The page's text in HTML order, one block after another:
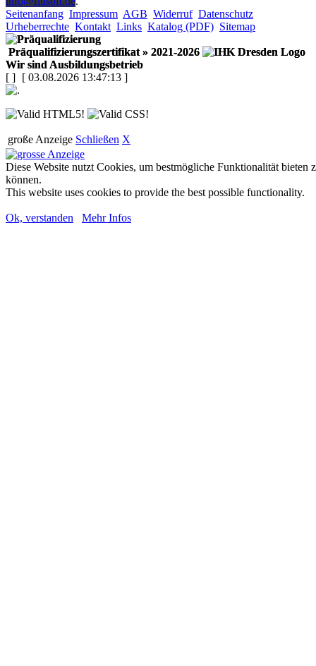
Seitenanfang Impressum AGB Widerruf Datenschutz
Urheberrechte Kontakt Links Katalog (PDF) Sitemap
Präqualifizierungszertifikat » 2021-2026
Wir sind Ausbildungsbetrieb
[ ] [ 03.08.2026 13:47:13 ]
große Anzeige Schließen X
Diese Website nutzt Cookies, um bestmögliche Funktionalität bieten
können.
This website uses cookies to provide the best possible functionality.
Ok, verstanden Mehr Infos